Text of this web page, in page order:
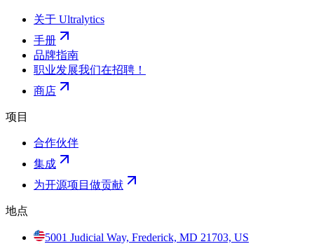
关于 Ultralytics
手册
品牌指南
职业发展我们在招聘！
商店
项目
合作伙伴
集成
为开源项目做贡献
地点
5001 Judicial Way, Frederick, MD 21703, US